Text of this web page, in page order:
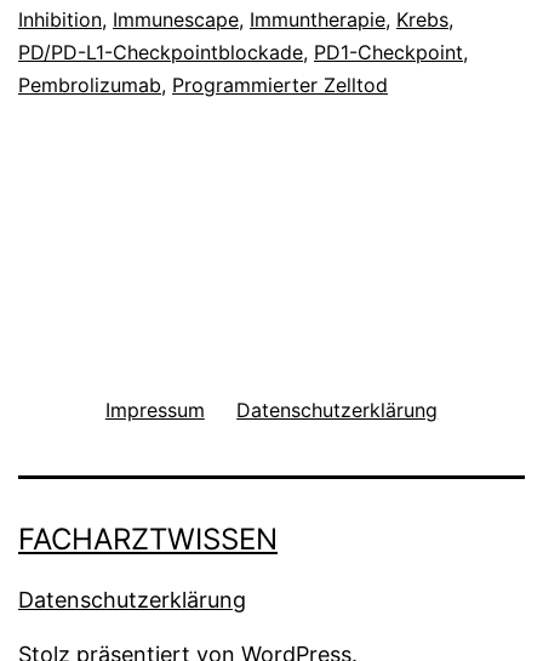
Inhibition, Immunescape, Immuntherapie, Krebs,
PD/PD-L1-Checkpointblockade, PD1-Checkpoint,
Pembrolizumab, Programmierter Zelltod
Impressum Datenschutzerklärung
FACHARZTWISSEN
Datenschutzerklärung
Stolz präsentiert von WordPress.